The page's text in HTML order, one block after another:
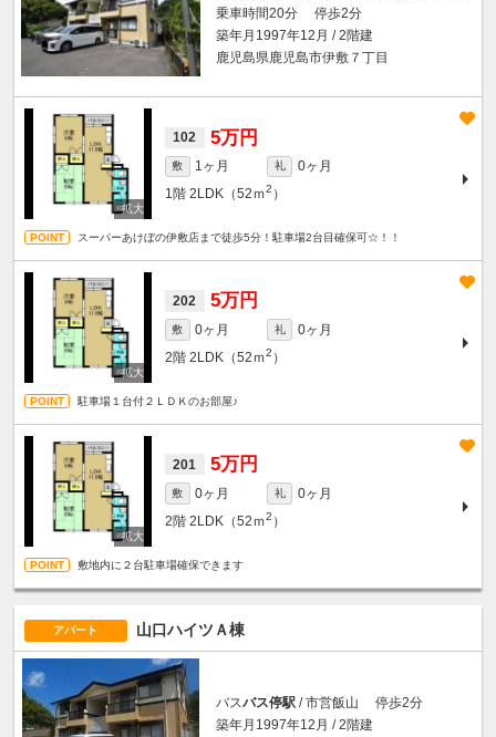
乗車時間20分 停歩2分
築年月1997年12月 / 2階建
鹿児島県鹿児島市伊敷７丁目
102 5万円
敷 1ヶ月 礼
0ヶ月
1階 2LDK（52ｍ2 ）
スーパーあけぼの伊敷店まで徒歩5分！駐車場2台目確保可☆！！
202 5万円
敷 0ヶ月 礼
0ヶ月
2階 2LDK（52ｍ2 ）
駐車場１台付２ＬＤＫのお部屋♪
201 5万円
敷 0ヶ月 礼
0ヶ月
2階 2LDK（52ｍ2 ）
敷地内に２台駐車場確保できます
アパート 山口ハイツＡ棟
バスバス停駅 / 市営飯山 停歩2分
築年月1997年12月 / 2階建